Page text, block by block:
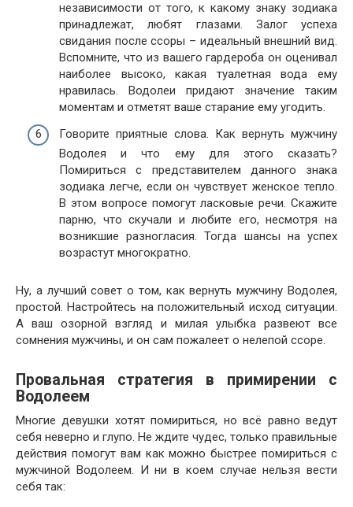
независимости от того, к какому знаку зодиака
принадлежат, любят глазами. Залог успеха
свидания после ссоры – идеальный внешний вид.
Вспомните, что из вашего гардероба он оценивал
наиболее высоко, какая туалетная вода ему
нравилась. Водолеи придают значение таким
моментам и отметят ваше старание ему угодить.
Говорите приятные слова. Как вернуть мужчину
Водолея и что ему для этого сказать?
Помириться с представителем данного знака
зодиака легче, если он чувствует женское тепло.
В этом вопросе помогут ласковые речи. Скажите
парню, что скучали и любите его, несмотря на
возникшие разногласия. Тогда шансы на успех
возрастут многократно.
Ну, а лучший совет о том, как вернуть мужчину Водолея,
простой. Настройтесь на положительный исход ситуации.
А ваш озорной взгляд и милая улыбка развеют все
сомнения мужчины, и он сам пожалеет о нелепой ссоре.
Провальная стратегия в примирении с
Водолеем
Многие девушки хотят помириться, но всё равно ведут
себя неверно и глупо. Не ждите чудес, только правильные
действия помогут вам как можно быстрее помириться с
мужчиной Водолеем. И ни в коем случае нельзя вести
себя так: